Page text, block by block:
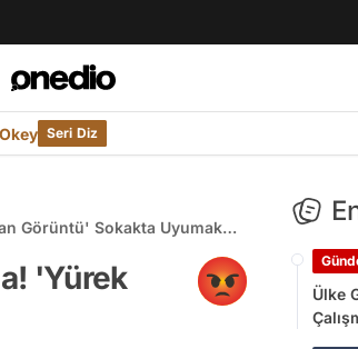
Seri Diz
Görüntü' Sokakta Uyumak
'Yürek
Ülke